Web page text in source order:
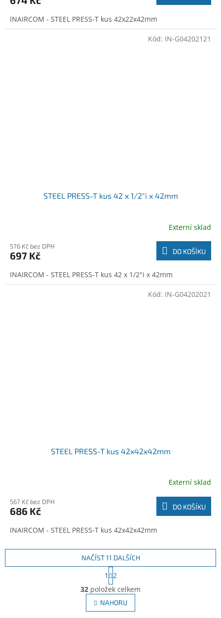
INAIRCOM - STEEL PRESS-T kus 42x22x42mm
STEEL PRESS-T kus 42 x 1/2"i x 42mm
Externí sklad
576 Kč bez DPH
697 Kč DO KOŠÍKU
INAIRCOM - STEEL PRESS-T kus 42 x 1/2"i x 42mm
Kód: IN-G04202121
STEEL PRESS-T kus 42x42x42mm
Externí sklad
567 Kč bez DPH
686 Kč DO KOŠÍKU
INAIRCOM - STEEL PRESS-T kus 42x42x42mm
Kód: IN-G04202021
O
v
l
á
NAČÍST 11 DALŠÍCH
S
t
r
á
n
k
1
2
32 položek celkem
NAHORU